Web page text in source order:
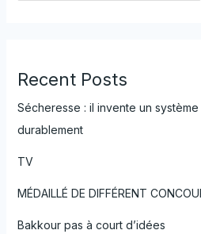
Recent Posts
Sécheresse : il invente un
durablement
TV
MÉDAILLÉ DE DIFFÉRENT
Bakkour pas à court d’idées